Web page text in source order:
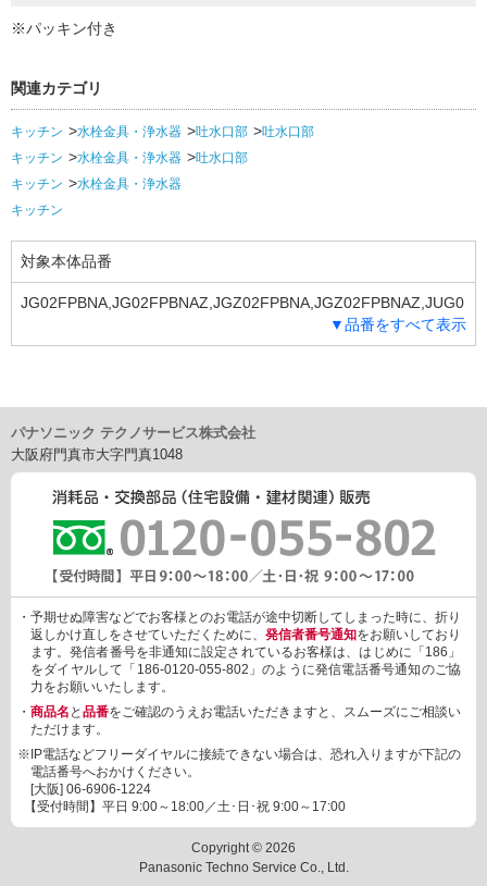
※パッキン付き
関連カテゴリ
キッチン 水栓金具・浄水器 吐水口部
吐水口部
キッチン
水栓金具・浄水器
吐水口部
キッチン
水栓金具・浄水器
キッチン
対象本体品番
JG02FPBNA,JG02FPBNAZ,JGZ02FPBNA,JGZ02FPBNAZ,JUG0
2FPBNA,JUG02FPBNAZ,LE02FPBNA,LE02FPBNAZ,LE02FRBN
A,LE02FRBNAZ,QM02FPBNA,QM02FPBNAS,QM02FPBNAY,Q
Z,SI02FPBNA,SI02FPBNAZ,SI02FRBNA,SI02FRBNAZ,VJ02FPB
NA,VJ02FPBNAZ
▼品番をすべて表示
パナソニック テクノサービス株式会社
大阪府門真市大字門真1048
・予期せぬ障害などでお客様とのお電話が途中切断してしまった時に、折り
返しかけ直しをさせていただくために、 発信者番号通知をお願いしており
ます。発信者番号を非通知に設定されているお客様は、はじめに「186」
をダイヤルして「186-0120-055-802」のように発信電話番号通知のご協
力をお願いいたします。
・ 商品名 と 品番をご確認のうえお電話いただきますと、スムーズにご相談い
ただけます。
※IP電話などフリーダイヤルに接続できない場合は、恐れ入りますが下記の
電話番号へおかけください。
[大阪] 06-6906-1224
【受付時間】平日 9:00～18:00／土･日･祝 9:00～17:00
Copyright © 2026
Panasonic Techno Service Co., Ltd.